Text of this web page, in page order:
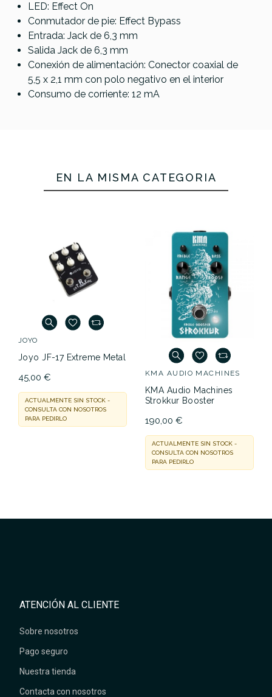
LED: Effect On
Conmutador de pie: Effect Bypass
Entrada: Jack de 6,3 mm
Salida Jack de 6,3 mm
Conexión de alimentación: Conector coaxial de
5,5 x 2,1 mm con polo negativo en el interior
Consumo de corriente: 12 mA
Warm
Bender
Overdrive
Jr Booster
189,00 € 189,00 €
No hay características para comparar
EN LA MISMA CATEGORÍA
JOYO
Joyo JF-17 Extreme Metal
45,00 €
ACTUALMENTE SIN STOCK -
CONSULTA CON NOSOTROS
PARA PEDIRLO
KMA AUDIO MACHINES
KMA Audio Machines
Strokkur Booster
190,00 €
ACTUALMENTE SIN STOCK -
CONSULTA CON NOSOTROS
PARA PEDIRLO
ATENCIÓN AL CLIENTE
Sobre nosotros
Pago seguro
Nuestra tienda
Contacta con nosotros